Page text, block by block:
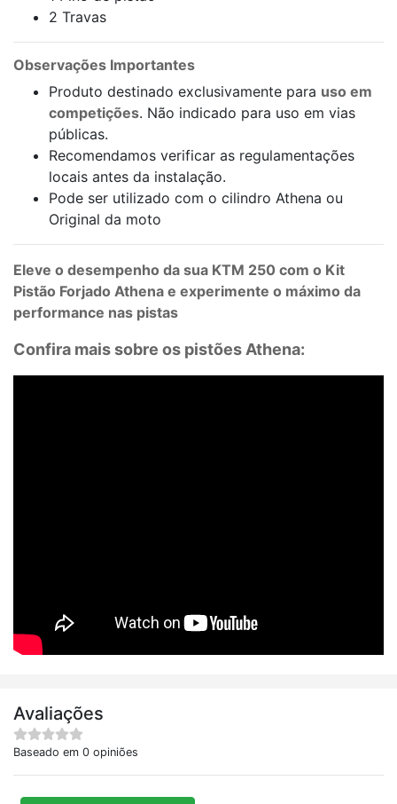
2 Travas
Observações Importantes
Produto destinado exclusivamente para uso em
competições. Não indicado para uso em vias
públicas.
Recomendamos verificar as regulamentações
locais antes da instalação.
Pode ser utilizado com o cilindro Athena ou
Original da moto
Eleve o desempenho da sua KTM 250 com o Kit
Pistão Forjado Athena e experimente o máximo da
performance nas pistas
Confira mais sobre os pistões Athena:
Avaliações
Baseado em 0 opiniões